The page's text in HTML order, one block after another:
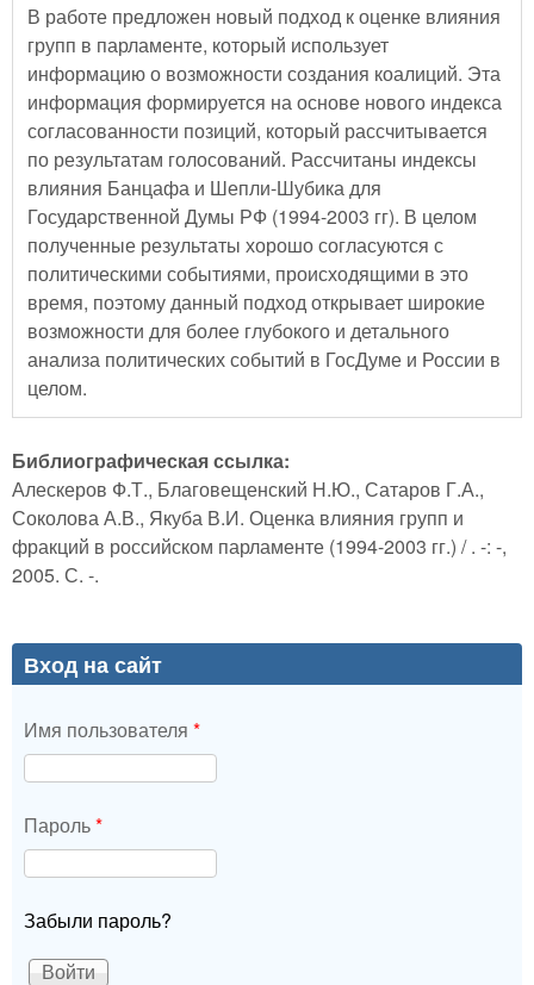
В работе предложен новый подход к оценке влияния
групп в парламенте, который использует
информацию о возможности создания коалиций. Эта
информация формируется на основе нового индекса
согласованности позиций, который рассчитывается
по результатам голосований. Рассчитаны индексы
влияния Банцафа и Шепли-Шубика для
Государственной Думы РФ (1994-2003 гг). В целом
полученные результаты хорошо согласуются с
политическими событиями, происходящими в это
время, поэтому данный подход открывает широкие
возможности для более глубокого и детального
анализа политических событий в ГосДуме и России в
целом.
Библиографическая ссылка:
Алескеров Ф.Т., Благовещенский Н.Ю., Сатаров Г.А.,
Соколова А.В., Якуба В.И. Оценка влияния групп и
фракций в российском парламенте (1994-2003 гг.) / . -: -,
2005. С. -.
Вход на сайт
Имя пользователя *
Пароль*
Забыли пароль?